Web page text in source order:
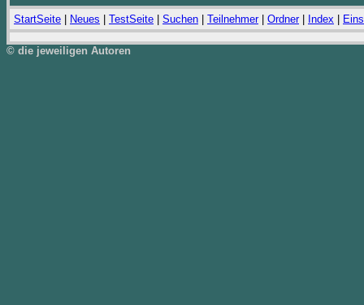
StartSeite Neues TestSeite Suchen Teilnehmer| Ordner| Index
© die jeweiligen Autoren